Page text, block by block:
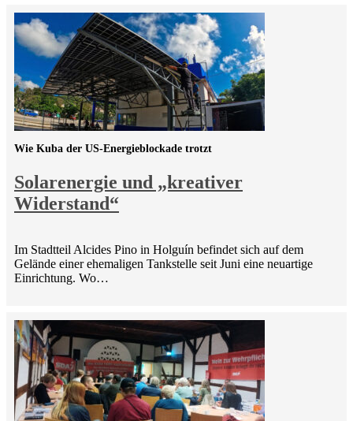
Solarenergie und „kreativer
Widerstand“
Wie Kuba der US-Energieblockade trotzt
Im Stadtteil Alcides Pino in Holguín befindet sich auf dem
Gelände einer ehemaligen Tankstelle seit Juni eine neuartige
Einrichtung. Wo…